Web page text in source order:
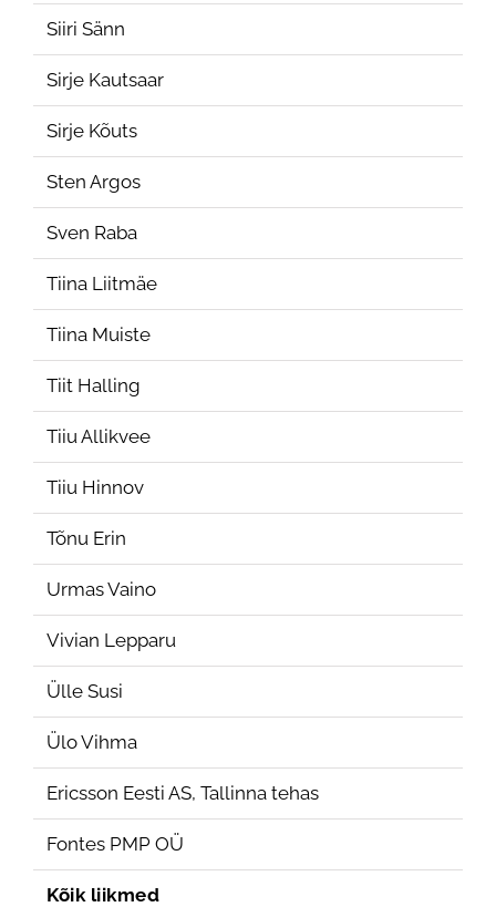
Siiri Sänn
Sirje Kautsaar
Sirje Kõuts
Sten Argos
Sven Raba
Tiina Liitmäe
Tiina Muiste
Tiit Halling
Tiiu Allikvee
Tiiu Hinnov
Tõnu Erin
Urmas Vaino
Vivian Lepparu
Ülle Susi
Ülo Vihma
Ericsson Eesti AS, Tallinna tehas
Fontes PMP OÜ
Kõik liikmed